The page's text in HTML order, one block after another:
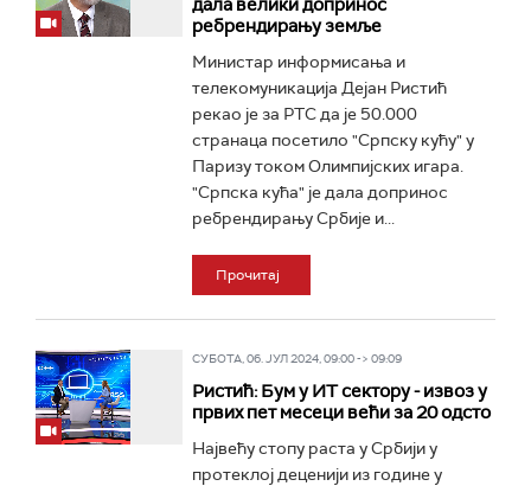
дала велики допринос
ребрендирању земље
Mинистар информисања и
телекомуникација Дејан Ристић
рекао је за РТС да је 50.000
странаца посетило "Српску кућу" у
Паризу током Олимпијских игара.
"Српска кућа" је дала допринос
ребрендирању Србије и...
Прочитај
СУБОТА, 06. ЈУЛ 2024, 09:00 -> 09:09
Ристић: Бум у ИТ сектору - извоз у
првих пет месеци већи за 20 одсто
Највећу стопу раста у Србији у
протеклој деценији из године у